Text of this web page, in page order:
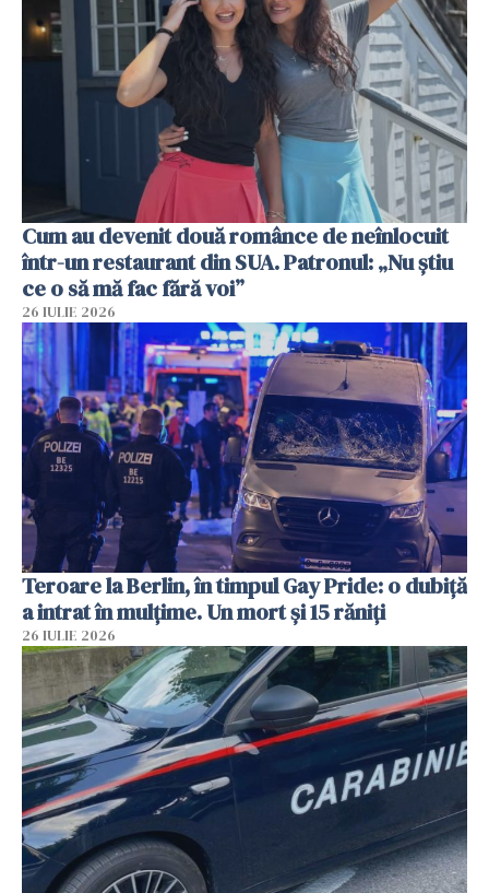
Cum au devenit două românce de neînlocuit
într-un restaurant din SUA. Patronul: „Nu știu
ce o să mă fac fără voi”
26 IULIE 2026
Teroare la Berlin, în timpul Gay Pride: o dubiță
a intrat în mulțime. Un mort și 15 răniți
26 IULIE 2026